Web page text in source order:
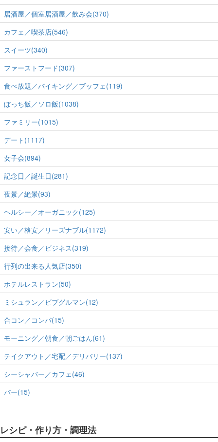
居酒屋／個室居酒屋／飲み会(370)
カフェ／喫茶店(546)
スイーツ(340)
ファーストフード(307)
食べ放題／バイキング／ブッフェ(119)
ぼっち飯／ソロ飯(1038)
ファミリー(1015)
デート(1117)
女子会(894)
記念日／誕生日(281)
夜景／絶景(93)
ヘルシー／オーガニック(125)
安い／格安／リーズナブル(1172)
接待／会食／ビジネス(319)
行列の出来る人気店(350)
ホテルレストラン(50)
ミシュラン／ビブグルマン(12)
合コン／コンパ(15)
モーニング／朝食／朝ごはん(61)
テイクアウト／宅配／デリバリー(137)
シーシャバー／カフェ(46)
バー(15)
レシピ・作り方・調理法